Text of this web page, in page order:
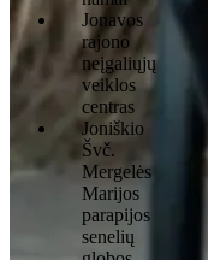
Jonavos
rajono
neįgaliųjų
veiklos
centras
Joniškio
Švč.
Mergelės
Marijos
parapijos
senelių